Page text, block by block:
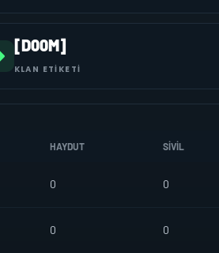
[D00M]
KLAN ETIKETI
HAYDUT SIVIL
0 0
0 0